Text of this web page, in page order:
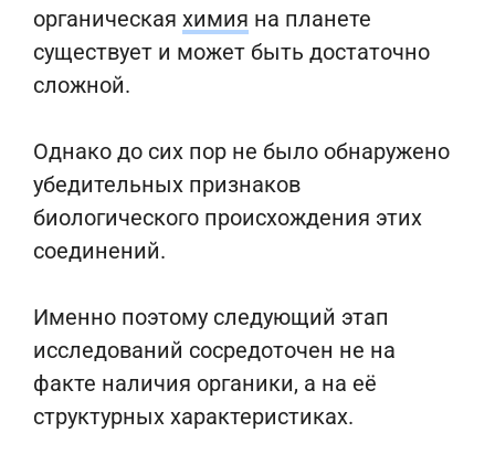
органическая химия на планете
существует и может быть достаточно
сложной.
Однако до сих пор не было обнаружено
убедительных признаков
биологического происхождения этих
соединений.
Именно поэтому следующий этап
исследований сосредоточен не на
факте наличия органики, а на её
структурных характеристиках.